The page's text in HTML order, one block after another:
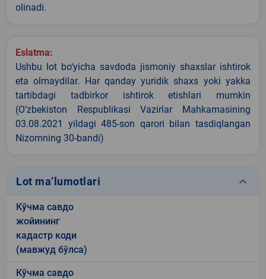
olinadi.
Eslatma:
Ushbu lot bo‘yicha savdoda jismoniy shaxslar ishtirok
eta olmaydilar. Har qanday yuridik shaxs yoki yakka
tartibdagi tadbirkor ishtirok etishlari mumkin
(O‘zbekiston Respublikasi Vazirlar Mahkamasining
03.08.2021 yildagi 485-son qarori bilan tasdiqlangan
Nizomning 30-bandi)
Lot ma’lumotlari keyboard_arrow_down
Кўчма савдо
жойининг
кадастр коди
(мавжуд бўлса)
Кўчма савдо